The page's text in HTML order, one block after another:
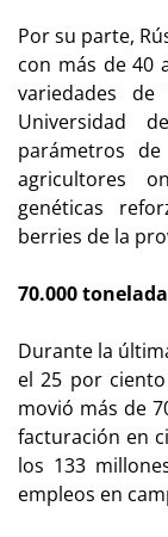
Por su parte,
con más de 40
variedades
Universidad
parámetros
agricultores
genéticas
berries de la
70.000
Durante la
el 25 por
movió más de
facturación en
los 133
empleos en